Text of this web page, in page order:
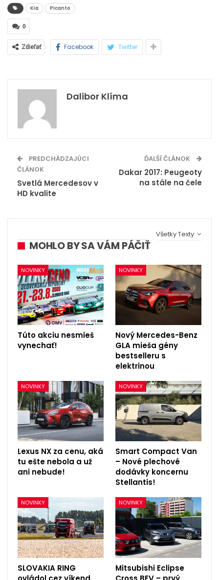
Kia Picanto
0
Zdieľať Facebook Twitter
Dalibor Klíma
PREDCHÁDZAJÚCI
ČLÁNOK
Svetlá Mercedesov v
HD kvalite
ĎALŠÍ ČLÁNOK
Dakar 2017: Peugeoty
na stále na čele
Všetky Texty
MOHLO BY SA VÁM PÁČIŤ
NOVINKY
Túto akciu nesmieš
vynechať!
NOVINKY
Nový Mercedes-Benz
GLA mieša gény
bestselleru s
elektrinou
NOVINKY
Lexus NX za cenu, aká
tu ešte nebola a už
ani nebude!
NOVINKY
Smart Compact Van
– Nové plechové
dodávky koncernu
Stellantis!
NOVINKY
SLOVAKIA RING
NOVINKY
Mitsubishi Eclipse